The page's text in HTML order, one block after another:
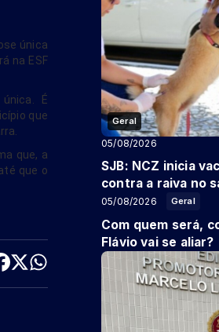
única
na ESF
É
que
que, a
que o
Geral
05/08/2026
SJB: NCZ inicia
contra a raiva no
Geral
05/08/2026
Com quem será,
Flávio vai se aliar?